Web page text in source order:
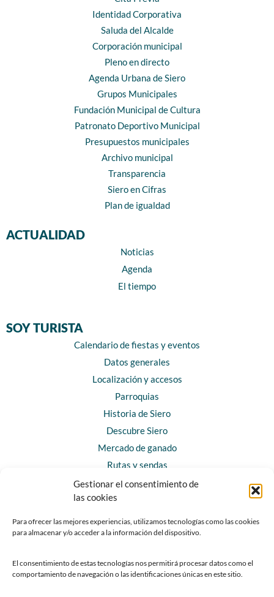
Gestionar el consentimiento de
las cookies
Para ofrecer las mejores experiencias, utilizamos tecnologías como las cookies
para almacenar y/o acceder a la información del dispositivo.
El consentimiento de estas tecnologías nos permitirá procesar datos como el
comportamiento de navegación o las identificaciones únicas en este sitio.
Identidad Corporativa
Saluda del Alcalde
Corporación municipal
Pleno en directo
Agenda Urbana de Siero
Grupos Municipales
Fundación Municipal de Cultura
Patronato Deportivo Municipal
Presupuestos municipales
Archivo municipal
Transparencia
Siero en Cifras
Plan de igualdad
ACTUALIDAD
Noticias
Agenda
El tiempo
SOY TURISTA
Calendario de fiestas y eventos
Datos generales
Localización y accesos
Parroquias
Historia de Siero
Descubre Siero
Mercado de ganado
Rutas y sendas
Horarios y contacto
Teléfonos de interés
Chatbot Siero